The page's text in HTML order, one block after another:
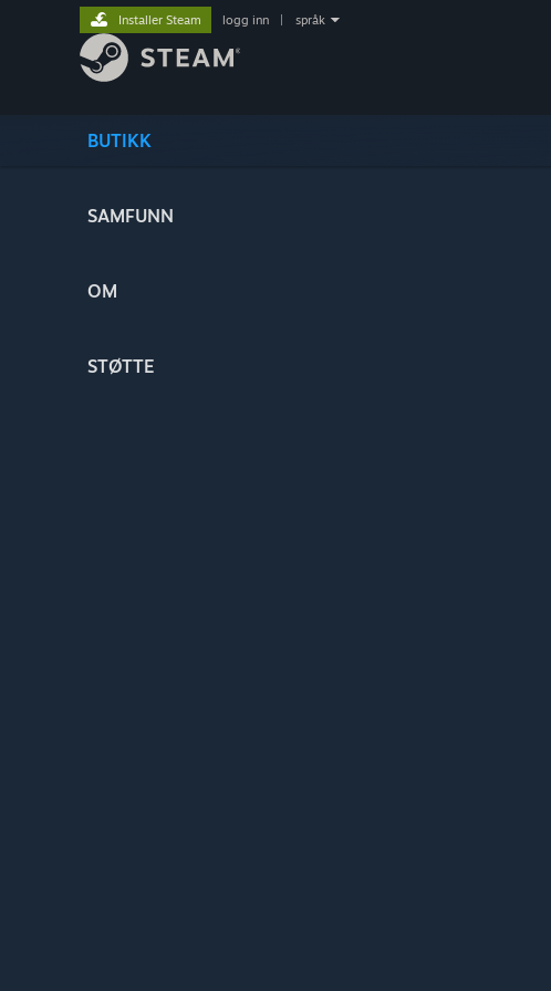
BUTIKK
SAMFUNN
OM
STØTTE
Installer Steam logg inn språk